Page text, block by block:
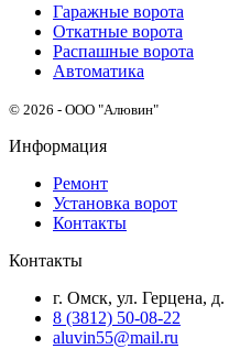
Гаражные ворота
Откатные ворота
Распашные ворота
Автоматика
© 2026 - ООО "Алювин"
Информация
Ремонт
Установка ворот
Контакты
Контакты
г. Омск, ул. Герцена,
8 (3812) 50-08-22
aluvin55@mail.ru